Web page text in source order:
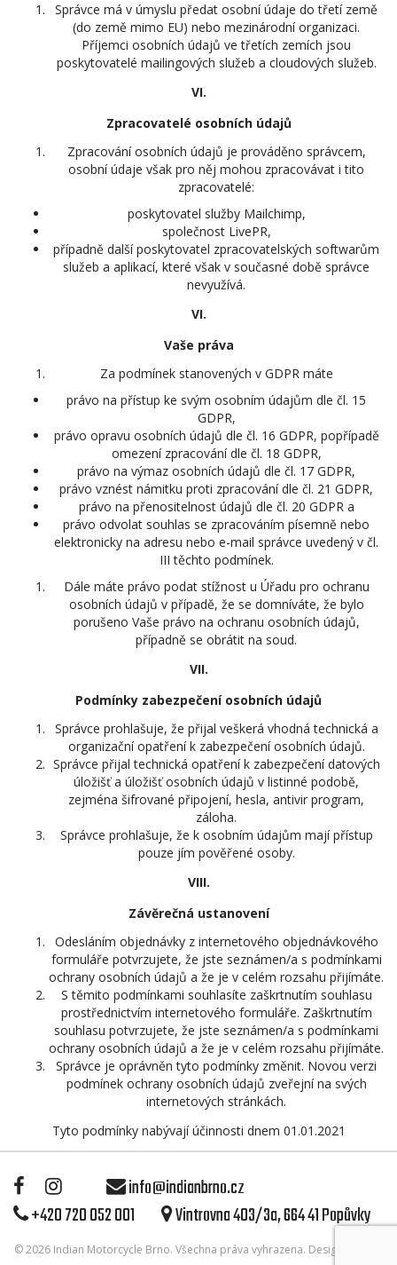
Správce má v úmyslu předat osobní údaje do třetí země
(do země mimo EU) nebo mezinárodní organizaci.
Příjemci osobních údajů ve třetích zemích jsou
poskytovatelé mailingových služeb a cloudových služeb.
VI.
Zpracovatelé osobních údajů
Zpracování osobních údajů je prováděno správcem,
osobní údaje však pro něj mohou zpracovávat i tito
zpracovatelé:
poskytovatel služby Mailchimp,
společnost LivePR,
případně další poskytovatel zpracovatelských softwarům
služeb a aplikací, které však v současné době správce
nevyužívá.
VI.
Vaše práva
Za podmínek stanovených v GDPR máte
právo na přístup ke svým osobním údajům dle čl. 15
GDPR,
právo opravu osobních údajů dle čl. 16 GDPR, popřípadě
omezení zpracování dle čl. 18 GDPR,
právo na výmaz osobních údajů dle čl. 17 GDPR,
právo vznést námitku proti zpracování dle čl. 21 GDPR,
právo na přenositelnost údajů dle čl. 20 GDPR a
právo odvolat souhlas se zpracováním písemně nebo
elektronicky na adresu nebo e-mail správce uvedený v čl.
III těchto podmínek.
Dále máte právo podat stížnost u Úřadu pro ochranu
osobních údajů v případě, že se domníváte, že bylo
porušeno Vaše právo na ochranu osobních údajů,
případně se obrátit na soud.
VII.
Podmínky zabezpečení osobních údajů
Správce prohlašuje, že přijal veškerá vhodná technická a
organizační opatření k zabezpečení osobních údajů.
Správce přijal technická opatření k zabezpečení datových
úložišť a úložišť osobních údajů v listinné podobě,
zejména šifrované připojení, hesla, antivir program,
záloha.
Správce prohlašuje, že k osobním údajům mají přístup
pouze jím pověřené osoby.
VIII.
Závěrečná ustanovení
Odesláním objednávky z internetového objednávkového
formuláře potvrzujete, že jste seznámen/a s podmínkami
ochrany osobních údajů a že je v celém rozsahu přijímáte.
S těmito podmínkami souhlasíte zaškrtnutím souhlasu
prostřednictvím internetového formuláře. Zaškrtnutím
souhlasu potvrzujete, že jste seznámen/a s podmínkami
ochrany osobních údajů a že je v celém rozsahu přijímáte.
Správce je oprávněn tyto podmínky změnit. Novou verzi
podmínek ochrany osobních údajů zveřejní na svých
internetových stránkách.
Tyto podmínky nabývají účinnosti dnem 01.01.2021
info@indianbrno.cz
+420 720 052 001
Vintrovna 403/3a, 664 41 Popůvky
© 2026 Indian Motorcycle Brno. Všechna práva vyhrazena. Design & Code